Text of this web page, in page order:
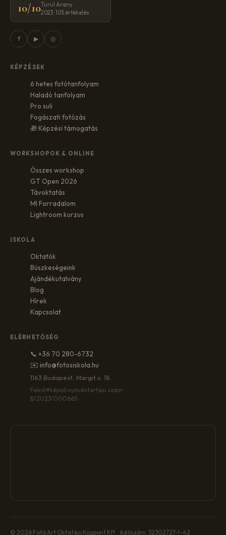
10/10Turul Arany
2023 · 105 értékelés
f ▶ ◎
KÉPZÉSEK
6 hetes fotótanfolyam
Haladó tanfolyam
Pro suli
Fogászati fotózás
🎁 Képzési támogatás
WORKSHOPOK & ONLINE
Összes workshop
GT Open 2026
Távoktatás
MI Forradalom
Lightroom kurzus
ISKOLA
Oktatók
Büszkeségeink
Ajándékutalvány
Blog
Hírek
Kapcsolat
ELÉRHETŐSÉG
📞 +36 70 280-6732
✉️ info@fotosiskola.hu
1163 Budapest, Margit u. 18.
Felnőttképző nyilvántartási szám:
B/2023/000665
© 2026 Fotó Art Oktatási Központ Kft. · Adószám: 32302727-1-42